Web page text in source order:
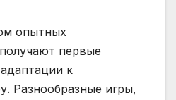
опытных
первые
к
Разнообразные игры,